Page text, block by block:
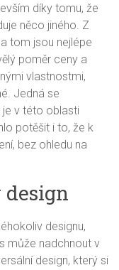
díky tomu, že
něco jiného. Z
tom jsou nejlépe
poměr ceny a
vlastnostmi,
Jedná se
v této oblasti
potěšit i to, že k
bez ohledu na
design
designu,
může nadchnout v
design, který si